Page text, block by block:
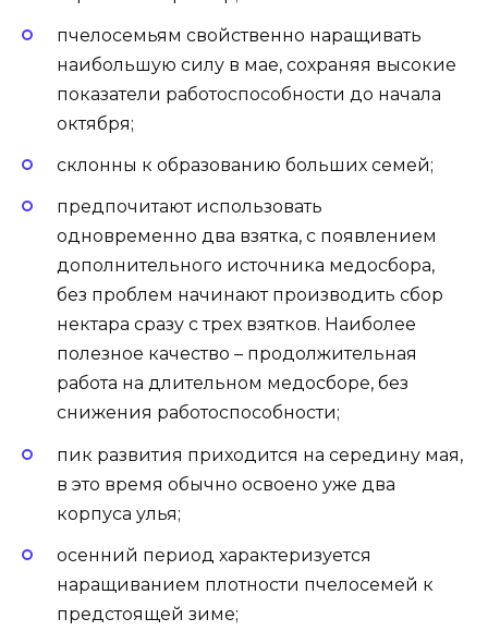
пчелосемьям свойственно наращивать
наибольшую силу в мае, сохраняя высокие
показатели работоспособности до начала
октября;
склонны к образованию больших семей;
предпочитают использовать
одновременно два взятка, с появлением
дополнительного источника медосбора,
без проблем начинают производить сбор
нектара сразу с трех взятков. Наиболее
полезное качество – продолжительная
работа на длительном медосборе, без
снижения работоспособности;
пик развития приходится на середину мая,
в это время обычно освоено уже два
корпуса улья;
осенний период характеризуется
наращиванием плотности пчелосемей к
предстоящей зиме;